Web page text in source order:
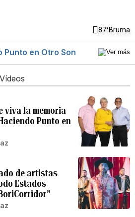
87°Bruma
Punto en Otro Son
Vídeos
viva la memoria
Punto en
de artistas
Estados